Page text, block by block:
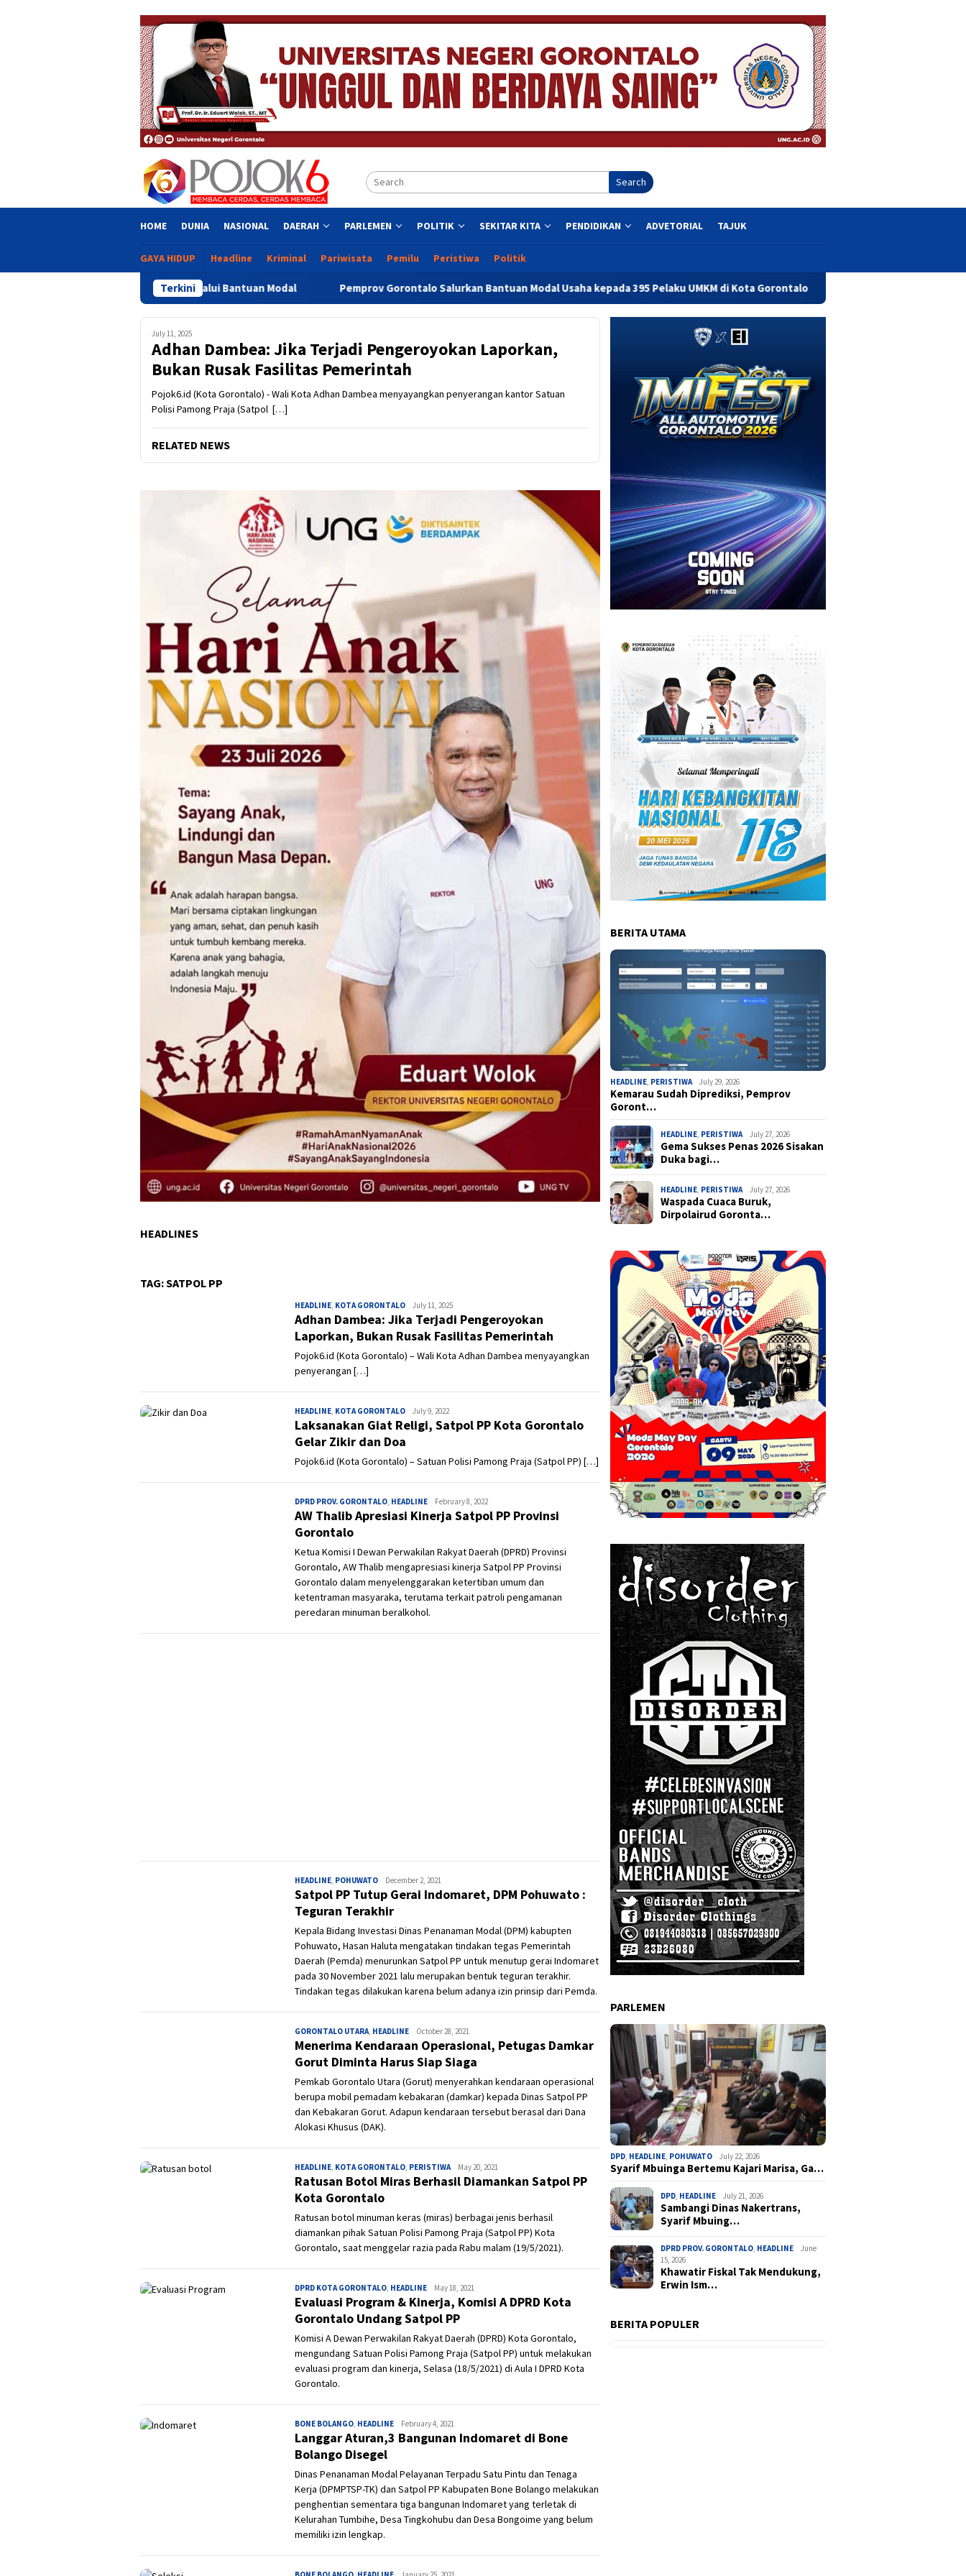
Search
HOME DUNIA NASIONAL DAERAH PARLEMEN POLITIK SEKITAR KITA PENDIDIKAN ADVETORIAL TAJUK
GAYA HIDUP Headline Kriminal Pariwisata Pemilu Peristiwa Politik
Terkini
Usaha Melalui Bantuan Modal Pemprov Gorontalo Salurkan Bantuan Modal Usaha kepada 395 Pelaku UMKM di Kota Gorontalo FEB UNG Bekali Dosen Susun Kurikulum
July 11, 2025
Adhan Dambea: Jika Terjadi Pengeroyokan Laporkan,
Bukan Rusak Fasilitas Pemerintah
Pojok6.id (Kota Gorontalo) - Wali Kota Adhan Dambea menyayangkan penyerangan kantor Satuan
Polisi Pamong Praja (Satpol […]
RELATED NEWS
HEADLINES
TAG:SATPOL PP
HEADLINE, KOTA GORONTALO Admin
July 11, 2025
Adhan Dambea: Jika Terjadi Pengeroyokan
Laporkan, Bukan Rusak Fasilitas Pemerintah
Pojok6.id (Kota Gorontalo) – Wali Kota Adhan Dambea menyayangkan
penyerangan […]
HEADLINE, KOTA GORONTALO Admin
July 9, 2022
Laksanakan Giat Religi, Satpol PP Kota Gorontalo
Gelar Zikir dan Doa
Pojok6.id (Kota Gorontalo) – Satuan Polisi Pamong Praja (Satpol PP) […]
DPRD PROV. GORONTALO, HEADLINE Ivan
February 8, 2022
AW Thalib Apresiasi Kinerja Satpol PP Provinsi
Gorontalo
Ketua Komisi I Dewan Perwakilan Rakyat Daerah (DPRD) Provinsi
Gorontalo, AW Thalib mengapresiasi kinerja Satpol PP Provinsi
Gorontalo dalam menyelenggarakan ketertiban umum dan
ketentraman masyaraka, terutama terkait patroli pengamanan
peredaran minuman beralkohol.
HEADLINE, POHUWATO Ivan
December 2, 2021
Satpol PP Tutup Gerai Indomaret, DPM Pohuwato :
Teguran Terakhir
Kepala Bidang Investasi Dinas Penanaman Modal (DPM) kabupten
Pohuwato, Hasan Haluta mengatakan tindakan tegas Pemerintah
Daerah (Pemda) menurunkan Satpol PP untuk menutup gerai Indomaret
pada 30 November 2021 lalu merupakan bentuk teguran terakhir.
Tindakan tegas dilakukan karena belum adanya izin prinsip dari Pemda.
GORONTALO UTARA, HEADLINE Ivan
October 28, 2021
Menerima Kendaraan Operasional, Petugas Damkar
Gorut Diminta Harus Siap Siaga
Pemkab Gorontalo Utara (Gorut) menyerahkan kendaraan operasional
berupa mobil pemadam kebakaran (damkar) kepada Dinas Satpol PP
dan Kebakaran Gorut. Adapun kendaraan tersebut berasal dari Dana
Alokasi Khusus (DAK).
HEADLINE, KOTA GORONTALO, PERISTIWAAdmin
May 20, 2021
Ratusan Botol Miras Berhasil Diamankan Satpol PP
Kota Gorontalo
Ratusan botol minuman keras (miras) berbagai jenis berhasil
diamankan pihak Satuan Polisi Pamong Praja (Satpol PP) Kota
Gorontalo, saat menggelar razia pada Rabu malam (19/5/2021).
DPRD KOTA GORONTALO, HEADLINE Admin
May 18, 2021
Evaluasi Program & Kinerja, Komisi A DPRD Kota
Gorontalo Undang Satpol PP
Komisi A Dewan Perwakilan Rakyat Daerah (DPRD) Kota Gorontalo,
mengundang Satuan Polisi Pamong Praja (Satpol PP) untuk melakukan
evaluasi program dan kinerja, Selasa (18/5/2021) di Aula I DPRD Kota
Gorontalo.
BONE BOLANGO, HEADLINE Ivan
February 4, 2021
Langgar Aturan,3 Bangunan Indomaret di Bone
Bolango Disegel
Dinas Penanaman Modal Pelayanan Terpadu Satu Pintu dan Tenaga
Kerja (DPMPTSP-TK) dan Satpol PP Kabupaten Bone Bolango melakukan
penghentian sementara tiga bangunan Indomaret yang terletak di
Kelurahan Tumbihe, Desa Tingkohubu dan Desa Bongoime yang belum
memiliki izin lengkap.
BERITA UTAMA
HEADLINE, PERISTIWA July 29, 2026
Kemarau Sudah Diprediksi, Pemprov
Goront…
HEADLINE, PERISTIWA July 27, 2026
Gema Sukses Penas 2026 Sisakan
Duka bagi…
HEADLINE, PERISTIWA July 27, 2026
Waspada Cuaca Buruk,
Dirpolairud Goronta…
PARLEMEN
DPD, HEADLINE, POHUWATO July 22, 2026
Syarif Mbuinga Bertemu Kajari Marisa, Ga…
DPD, HEADLINE July 21, 2026
Sambangi Dinas Nakertrans,
Syarif Mbuing…
DPRD PROV. GORONTALO, HEADLINE
June
15, 2026
Khawatir Fiskal Tak Mendukung,
Erwin Ism…
BERITA POPULER